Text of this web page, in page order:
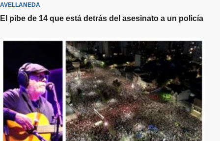
AVELLANEDA
El pibe de 14 que está detrás del asesinato a un policía